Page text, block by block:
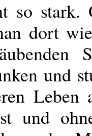
so stark.
dort
und
Leben
und